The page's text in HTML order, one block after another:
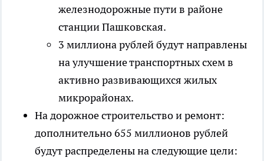
железнодорожные пути в районе
станции Пашковская.
3 миллиона рублей будут направлены
на улучшение транспортных схем в
активно развивающихся жилых
микрорайонах.
На дорожное строительство и ремонт:
дополнительно 655 миллионов рублей
будут распределены на следующие цели: